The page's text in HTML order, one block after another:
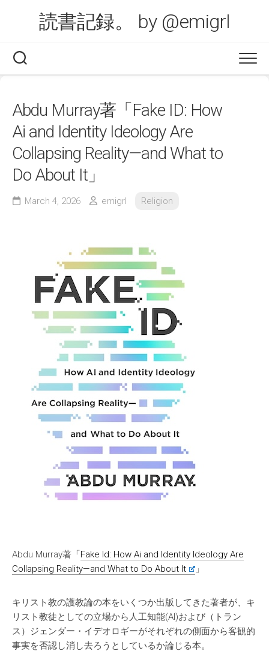
読書記録。 by @emigrl
Abdu Murray著「Fake ID: How
Ai and Identity Ideology Are
Collapsing Reality—and What to
Do About It」
March 4, 2026 emigrl Religion
Abdu Murray著「Fake Id: How Ai and Identity Ideology Are
Collapsing Reality—and What to Do About It
」
キリスト教の護教論の本をいくつか出版してきた著者が、キ
リスト教徒としての立場から人工知能(AI)および（トラン
ス）ジェンダー・イデオロギーがそれぞれの側面から客観的
事実を否認し消し去ろうとしているか論じる本。